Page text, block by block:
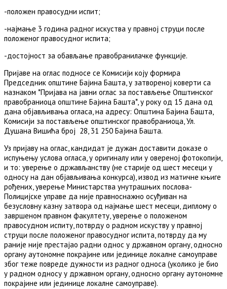
-положен правосудни испит;
-најмање 3 година радног искуства у правној струци после
положеног правосудног испита;
-достојност за обављање правобранилачке функције.
Пријаве на оглас подносе се Комисији коју формира
Председник општине Бајина Башта, у затвореној коверти са
назнаком *Пријава на јавни оглас за постављење Општинског
правобраниоца општине Бајина Башта*, у року од 15 дана од
дана објављивања огласа, на адресу: Општина Бајина Башта,
Комисији за постављење општинског правобраниоца, Ул.
Душана Вишића број 28, 31 250 Бајина Башта.
Уз пријаву на оглас, кандидат је дужан доставити доказе о
испуњењу услова огласа, у оригиналу или у овереној фотокопији,
и то: уверење о држављанству (не старије од шест месеци у
односу на дан објављивања конкурса), извод из матичне књиге
рођених, уверење Министарства унутрашњих послова-
Полицијске управе да није правноснажно осуђиван на
безусловну казну затвора од најмање шест месеци, диплому о
завршеном правном факултету, уверење о положеном
правосудном испиту, потврду о радном искуству у правној
струци после положеног правосудног испита, потврду да му
раније није престајао радни однос у државном органу, односно
органу аутономне покрајине или јединице локалне самоуправе
због теже повреде дужности из радног односа (уколико је био
у радном односу у државном органу, односно органу аутономне
покрајине или јединице локалне самоуправе).